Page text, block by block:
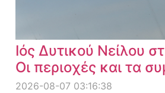
Ιός Δυτικού Νείλου
Οι περιοχές και τα
2026-08-07 03:16:38